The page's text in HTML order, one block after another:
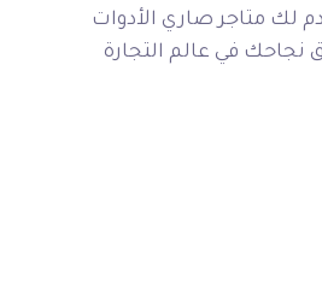
لك متاجر صاري الأدوات
نجاحك في عالم التجارة